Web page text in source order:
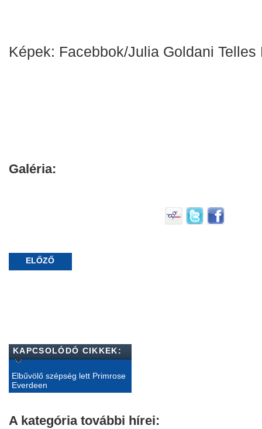
Képek: Facebbok/Julia Goldani Telles
Galéria:
ELŐZŐ
KAPCSOLÓDÓ CIKKEK:
Elbűvölő szépség lett Primrose
Everdeen
A kategória további hírei: